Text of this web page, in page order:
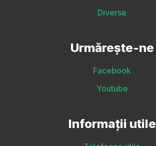
Diverse
Urmărește-ne
Facebook
Youtube
Informații utile